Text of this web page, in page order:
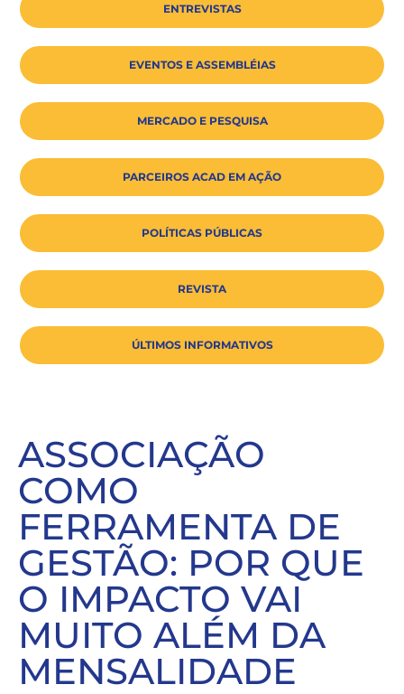
ENTREVISTAS
EVENTOS E ASSEMBLÉIAS
MERCADO E PESQUISA
PARCEIROS ACAD EM AÇÃO
POLÍTICAS PÚBLICAS
REVISTA
ÚLTIMOS INFORMATIVOS
ASSOCIAÇÃO
COMO
FERRAMENTA DE
GESTÃO: POR QUE
O IMPACTO VAI
MUITO ALÉM DA
MENSALIDADE